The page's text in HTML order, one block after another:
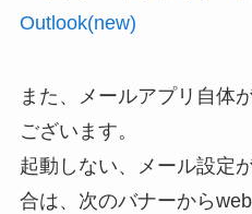
Outlook(new)
また、メールアプリ自体
ございます。
起動しない、メール設定
合は、次のバナーから